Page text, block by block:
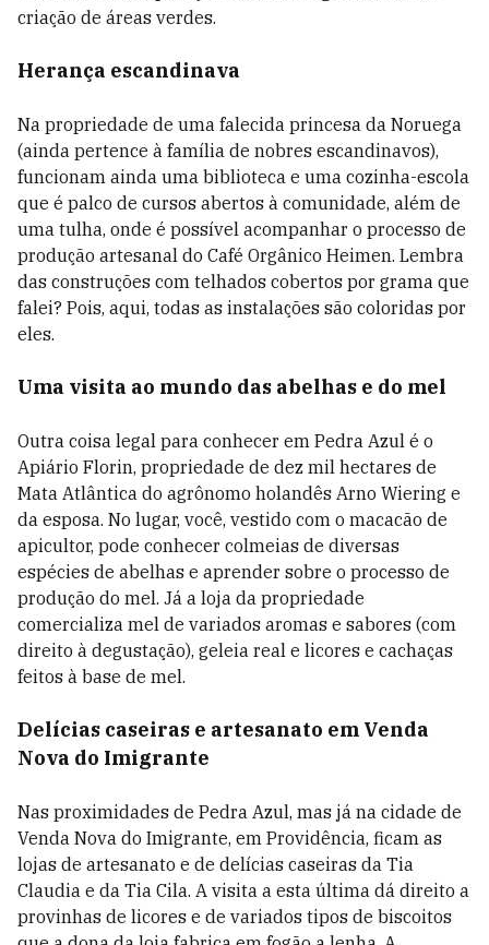
criação de áreas verdes.
Herança escandinava
Na propriedade de uma falecida princesa da Noruega
(ainda pertence à família de nobres escandinavos),
funcionam ainda uma biblioteca e uma cozinha-escola
que é palco de cursos abertos à comunidade, além de
uma tulha, onde é possível acompanhar o processo de
produção artesanal do Café Orgânico Heimen. Lembra
das construções com telhados cobertos por grama que
falei? Pois, aqui, todas as instalações são coloridas por
eles.
Uma visita ao mundo das abelhas e do mel
Outra coisa legal para conhecer em Pedra Azul é o
Apiário Florin, propriedade de dez mil hectares de
Mata Atlântica do agrônomo holandês Arno Wiering e
da esposa. No lugar, você, vestido com o macacão de
apicultor, pode conhecer colmeias de diversas
espécies de abelhas e aprender sobre o processo de
produção do mel. Já a loja da propriedade
comercializa mel de variados aromas e sabores (com
direito à degustação), geleia real e licores e cachaças
feitos à base de mel.
Delícias caseiras e artesanato em Venda
Nova do Imigrante
Nas proximidades de Pedra Azul, mas já na cidade de
Venda Nova do Imigrante, em Providência, ficam as
lojas de artesanato e de delícias caseiras da Tia
Claudia e da Tia Cila. A visita a esta última dá direito a
provinhas de licores e de variados tipos de biscoitos